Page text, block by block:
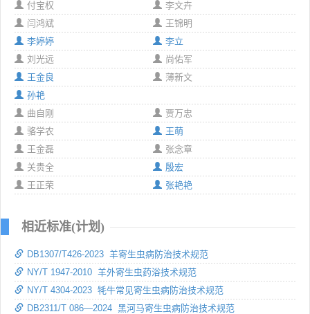
付宝权
李文卉
闫鸿斌
王锦明
李婷婷
李立
刘光远
尚佑军
王金良
薄新文
孙艳
曲自刚
贾万忠
骆学农
王萌
王金磊
张念章
关贵全
殷宏
王正荣
张艳艳
相近标准(计划)
DB1307/T426-2023 羊寄生虫病防治技术规范
NY/T 1947-2010 羊外寄生虫药浴技术规范
NY/T 4304-2023 牦牛常见寄生虫病防治技术规范
DB2311/T 086—2024 黑河马寄生虫病防治技术规范